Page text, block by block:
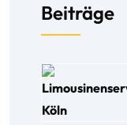
Beiträge